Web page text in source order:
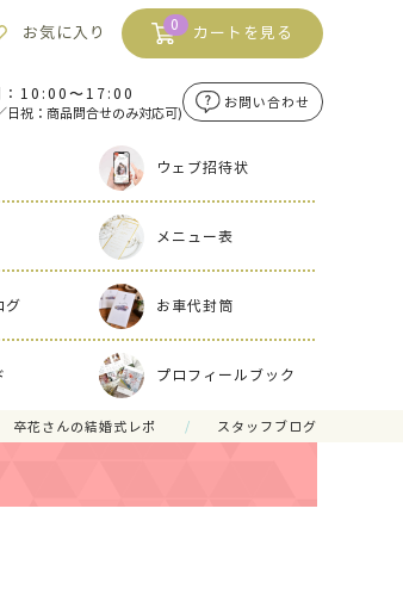
お気に入り 0 カートを見る
：10:00〜17:00
日祝：商品問合せのみ対応可)
お問い合わせ
ウェブ招待状
メニュー表
グ お車代封筒
プロフィールブック
卒花さんの結婚式レポ スタッフブログ